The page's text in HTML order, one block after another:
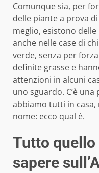
Comunque sia, per
delle piante a prova
meglio, esistono
anche nelle case di
verde, senza per
definite grasse e
attenzioni in alcuni
uno sguardo. C’è
abbiamo tutti in casa,
nome: ecco qual è.
Tutto quello
sapere